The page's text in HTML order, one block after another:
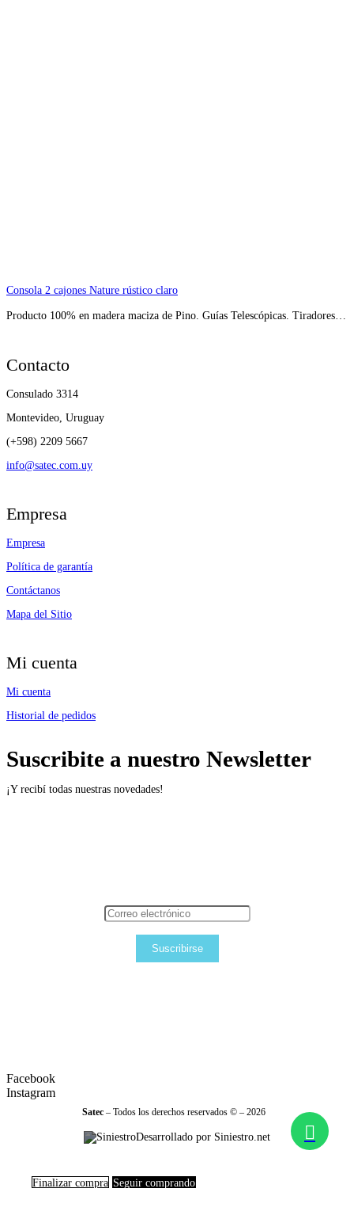
Consola 2 cajones Nature rústico claro
Producto 100% en madera maciza de Pino. Guías Telescópicas. Tiradores…
Contacto
Consulado 3314
Montevideo, Uruguay
(+598) 2209 5667
info@satec.com.uy
Empresa
Empresa
Política de garantía
Contáctanos
Mapa del Sitio
Mi cuenta
Mi cuenta
Historial de pedidos
Suscribite a nuestro Newsletter
¡Y recibí todas nuestras novedades!
Suscribirse
Facebook
Instagram
Satec – Todos los derechos reservados © – 2026
Desarrollado por Siniestro.net
Finalizar compra Seguir comprando